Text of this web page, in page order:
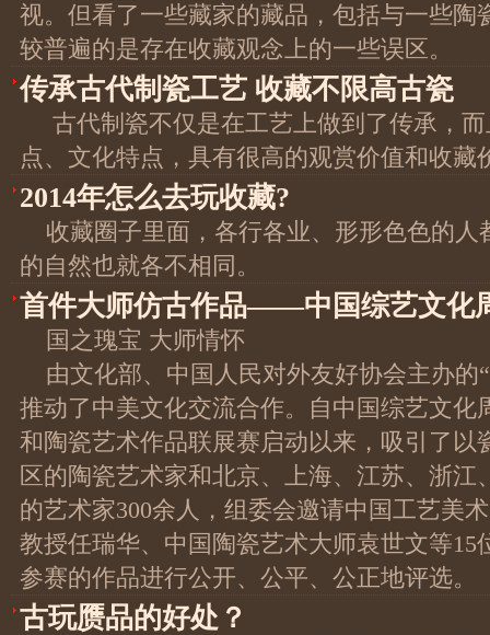
视。但看了一些藏家的藏品，包括与一些陶
较普遍的是存在收藏观念上的一些误区。
传承古代制瓷工艺 收藏不限高古瓷
古代制瓷不仅是在工艺上做到了传承，
点、文化特点，具有很高的观赏价值和收藏
2014年怎么去玩收藏?
收藏圈子里面，各行各业、形形色色的
的自然也就各不相同。
首件大师仿古作品——中国综艺文化
国之瑰宝 大师情怀
由文化部、中国人民对外友好协会主办的
推动了中美文化交流合作。自中国综艺文
和陶瓷艺术作品联展赛启动以来，吸引了以
区的陶瓷艺术家和北京、上海、江苏、浙
的艺术家300余人，组委会邀请中国工艺美
教授任瑞华、中国陶瓷艺术大师袁世文等
参赛的作品进行公开、公平、公正地评选。
古玩赝品的好处？